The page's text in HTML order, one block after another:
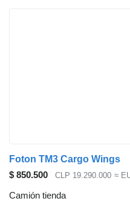
Foton TM3 Cargo Wings
$ 850.500
CLP 19.290.000 ≈
Camión tienda